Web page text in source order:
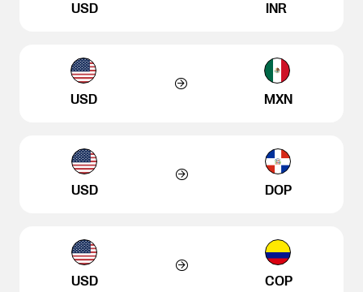
USD INR
USD MXN
USD DOP
USD COP